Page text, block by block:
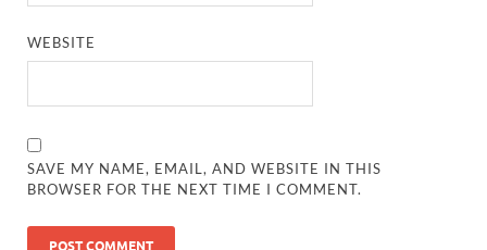
WEBSITE
SAVE MY NAME, EMAIL, AND WEBSITE IN THIS
BROWSER FOR THE NEXT TIME I COMMENT.